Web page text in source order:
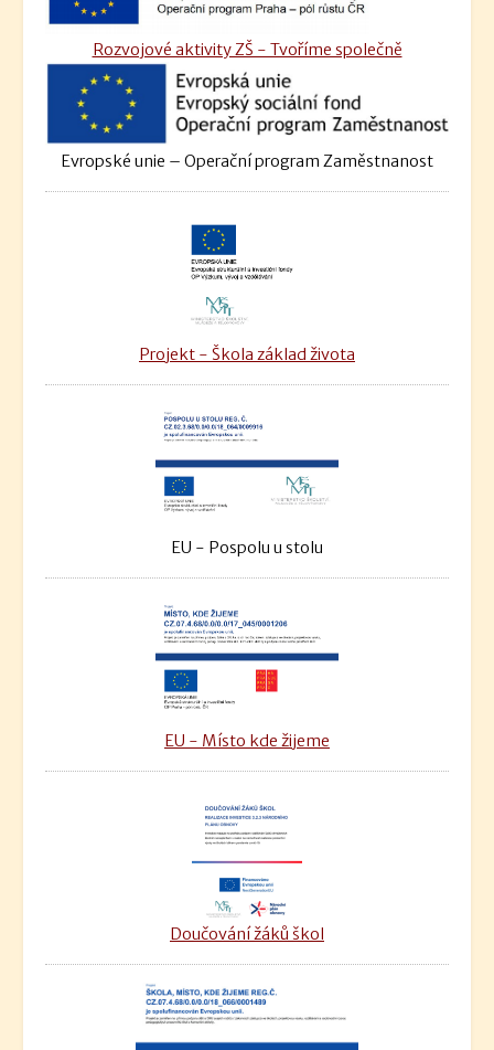
Rozvojové aktivity ZŠ - Tvoříme společně
Evropské unie – Operační program Zaměstnanost
Projekt - Škola základ života
EU - Pospolu u stolu
EU - Místo kde žijeme
Doučování žáků škol